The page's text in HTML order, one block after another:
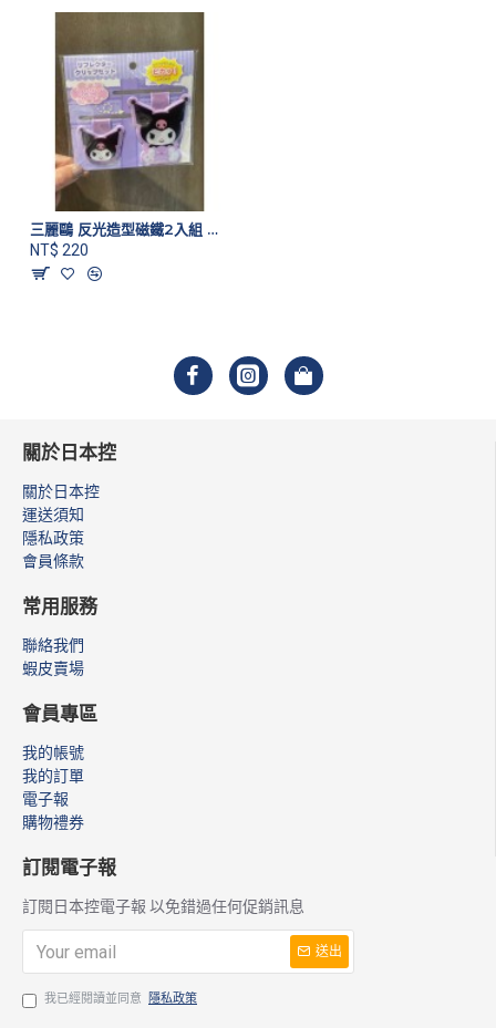
三麗鷗 反光造型磁鐵2入組 酷洛米款
NT$ 220
關於日本控
關於日本控
運送須知
隱私政策
會員條款
常用服務
聯絡我們
蝦皮賣場
會員專區
我的帳號
我的訂單
電子報
購物禮券
訂閱電子報
訂閱日本控電子報 以免錯過任何促銷訊息
送出
我已經閱讀並同意 隱私政策